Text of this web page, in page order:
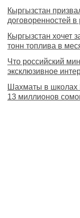
Кыргызстан
договоренностей
Кыргызстан хочет
тонн топлива в
Что российский
эксклюзивное
Шахматы в школах
13 миллионов